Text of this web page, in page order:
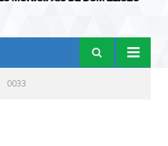
0033